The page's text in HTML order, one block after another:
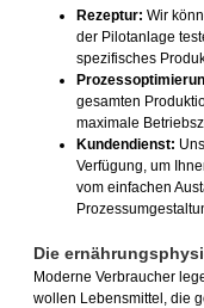
Rezeptur: Wir
der Pilotanlage
spezifisches
gesamten
maximale
Kundendienst:
Verfügung, um
vom einfachen
Die
Moderne Verbraucher
wollen Lebensmittel, die